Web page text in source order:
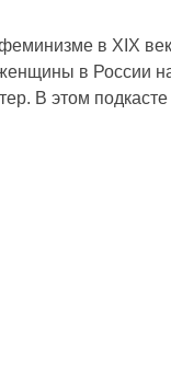
в XIX
в России
В этом